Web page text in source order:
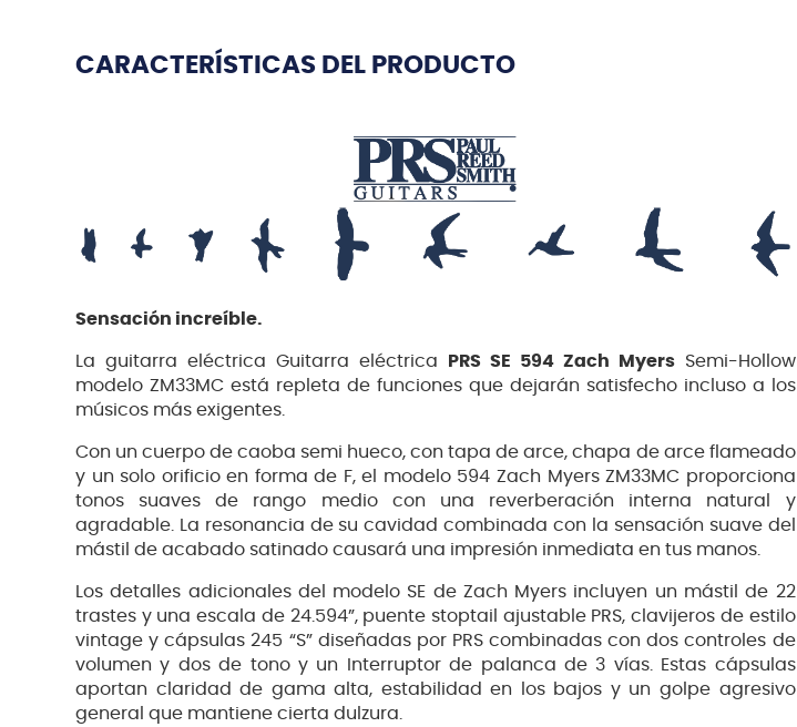
CARACTERÍSTICAS DEL PRODUCTO
Sensación increíble.
La guitarra eléctrica Guitarra eléctrica PRS SE 594 Zach MyersSemi-Hollow
modelo ZM33MC está repleta de funciones que dejarán satisfecho incluso a los
músicos más exigentes.
Con un cuerpo de caoba semi hueco, con tapa de arce, chapa de arce flameado
y un solo orificio en forma de F, el modelo 594 Zach Myers ZM33MC proporciona
tonos suaves de rango medio con una reverberación interna natural y
agradable. La resonancia de su cavidad combinada con la sensación suave del
mástil de acabado satinado causará una impresión inmediata en tus manos.
Los detalles adicionales del modelo SE de Zach Myers incluyen un mástil de 22
trastes y una escala de 24.594”, puente stoptail ajustable PRS, clavijeros de estilo
vintage y cápsulas 245 “S” diseñadas por PRS combinadas con dos controles de
volumen y dos de tono y un Interruptor de palanca de 3 vías. Estas cápsulas
aportan claridad de gama alta, estabilidad en los bajos y un golpe agresivo
general que mantiene cierta dulzura.